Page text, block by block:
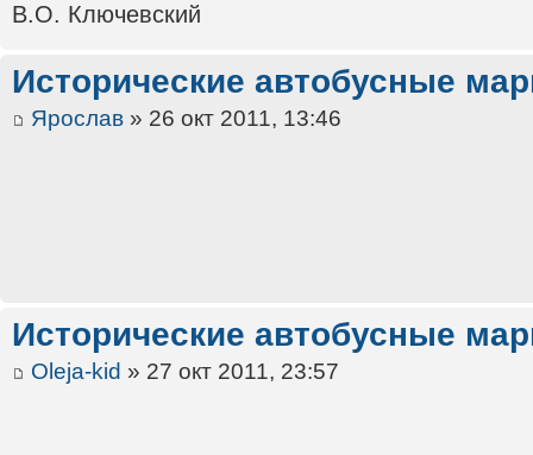
В.О. Ключевский
Исторические автобусные
Ярослав » 26 окт 2011, 13:46
Исторические автобусные
Oleja-kid » 27 окт 2011, 23:57